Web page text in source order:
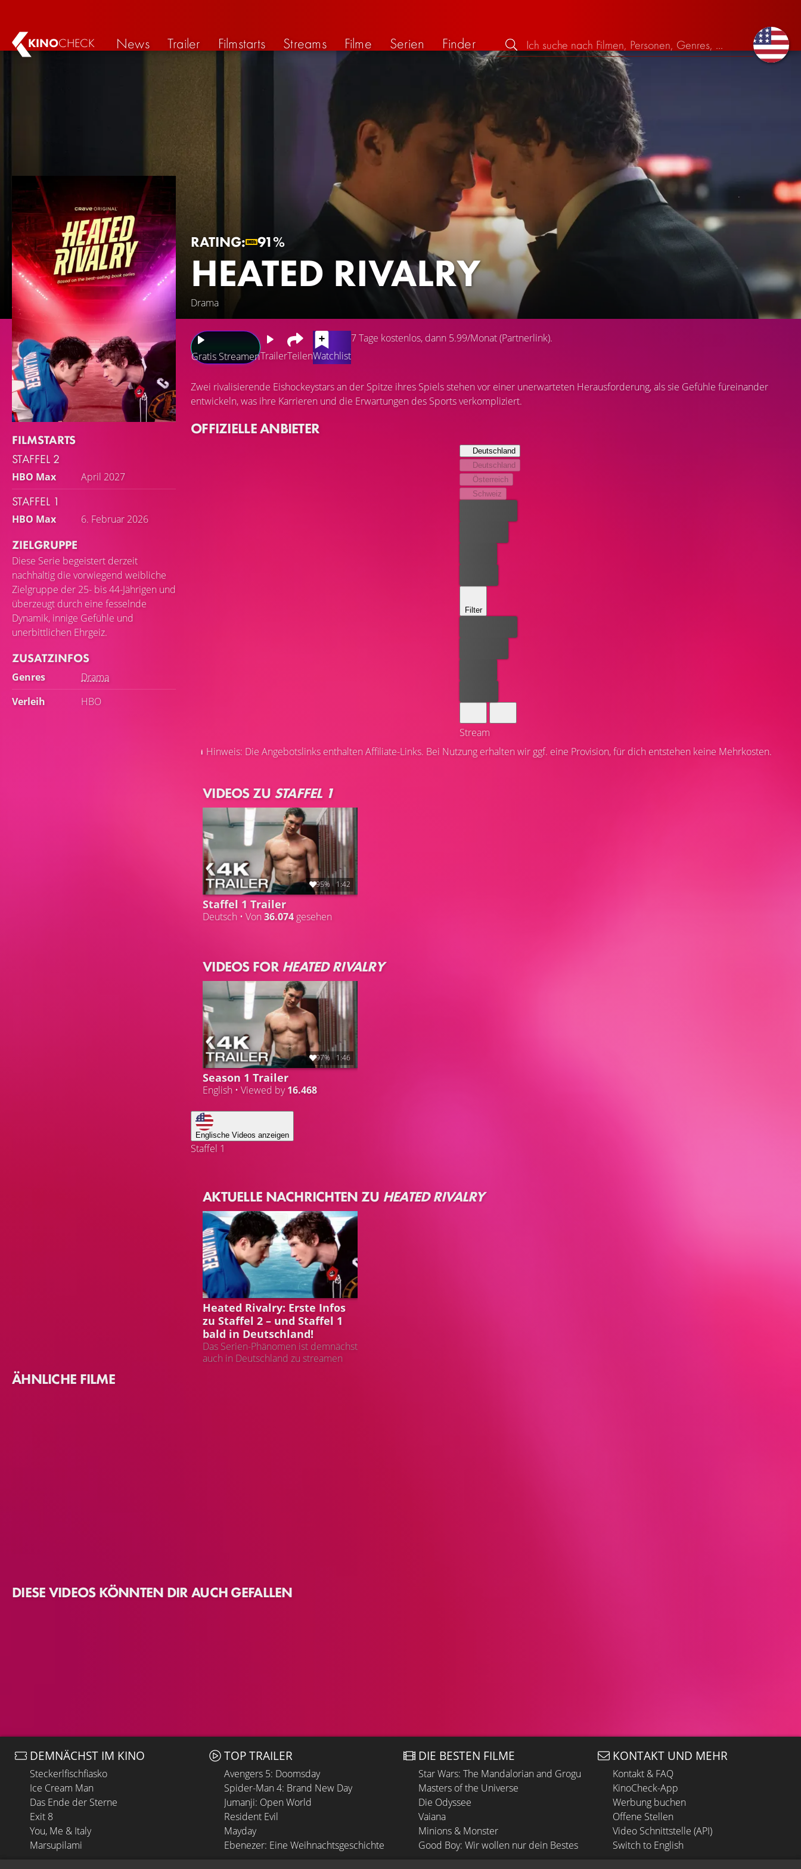
KINOCHECK News Trailer Filmstarts Streams Filme Serien Finder
RATING: 91%
HEATED RIVALRY
Drama
FILMSTARTS
STAFFEL 2
HBO Max April 2027
STAFFEL 1
HBO Max 6. Februar 2026
ZIELGRUPPE
Diese Serie begeistert derzeit
nachhaltig die vorwiegend weibliche
Zielgruppe der 25- bis 44-Jährigen und
überzeugt durch eine fesselnde
Dynamik, innige Gefühle und
unerbittlichen Ehrgeiz.
ZUSATZINFOS
Genres
Drama
Verleih
HBO
Gratis StreamenTrailerTeilenWatchlist
7 Tage kostenlos, dann 5.99/Monat (Partnerlink).
Zwei rivalisierende Eishockeystars an der Spitze ihres Spiels stehen vor einer unerwarteten Herausforderung, als sie Gefühle füreinander
entwickeln, was ihre Karrieren und die Erwartungen des Sports verkompliziert.
OFFIZIELLE ANBIETER
Deutschland
Deutschland
Österreich
Schweiz
Filter
Stream
Hinweis: Die Angebotslinks enthalten Affiliate-Links. Bei Nutzung erhalten wir ggf. eine Provision, für dich entstehen keine Mehrkosten.
VIDEOS ZUSTAFFEL 1
95% 1:42
Staffel 1 Trailer
Deutsch • Von 36.074 gesehen
VIDEOS FORHEATED RIVALRY
97% 1:46
Season 1 Trailer
English • Viewed by16.468
Englische Videos anzeigen
Staffel 1
AKTUELLE NACHRICHTEN ZU HEATED RIVALRY
HEATED RIVALRY
Heated Rivalry: Erste Infos
zu Staffel 2 – und Staffel 1
bald in Deutschland!
Das Serien-Phänomen ist demnächst
auch in Deutschland zu streamen
ÄHNLICHE FILME
DIESE VIDEOS KÖNNTEN DIR AUCH GEFALLEN
DEMNÄCHST IM KINO
Steckerlfischfiasko
Ice Cream Man
Das Ende der Sterne
Exit 8
You, Me & Italy
Marsupilami
TOP TRAILER
Avengers 5: Doomsday
Spider-Man 4: Brand New Day
Jumanji: Open World
Resident Evil
Mayday
Ebenezer: Eine Weihnachtsgeschichte
DIE BESTEN FILME
Star Wars: The Mandalorian and Grogu
Masters of the Universe
Die Odyssee
Vaiana
Minions & Monster
Good Boy: Wir wollen nur dein Bestes
KONTAKT UND MEHR
Kontakt & FAQ
KinoCheck-App
Werbung buchen
Offene Stellen
Video Schnittstelle (API)
Switch to English